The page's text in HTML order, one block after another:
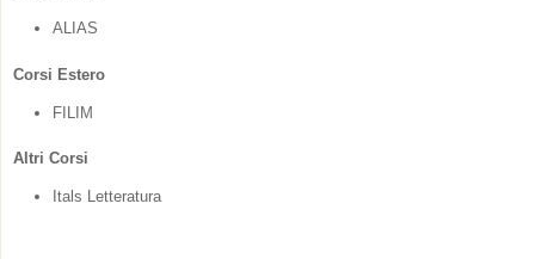
ALIAS
Corsi Estero
FILIM
Altri Corsi
Itals Letteratura